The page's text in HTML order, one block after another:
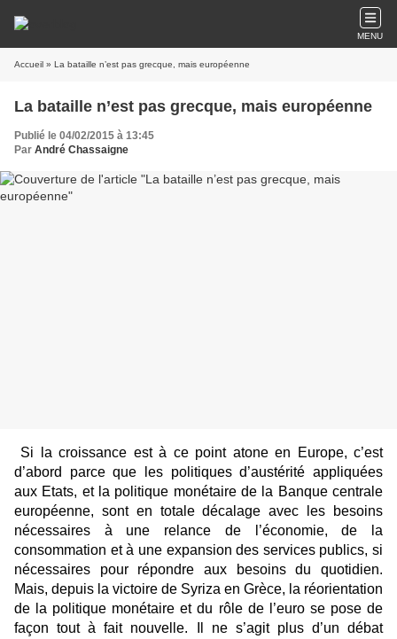
MENU
Accueil » La bataille n’est pas grecque, mais européenne
La bataille n’est pas grecque, mais européenne
Publié le 04/02/2015 à 13:45
Par André Chassaigne
Si la croissance est à ce point atone en Europe, c’est
d’abord parce que les politiques d’austérité appliquées
aux Etats, et la politique monétaire de la Banque centrale
européenne, sont en totale décalage avec les besoins
nécessaires à une relance de l’économie, de la
consommation et à une expansion des services publics, si
nécessaires pour répondre aux besoins du quotidien.
Mais, depuis la victoire de Syriza en Grèce, la réorientation
de la politique monétaire et du rôle de l’euro se pose de
façon tout à fait nouvelle. Il ne s’agit plus d’un débat